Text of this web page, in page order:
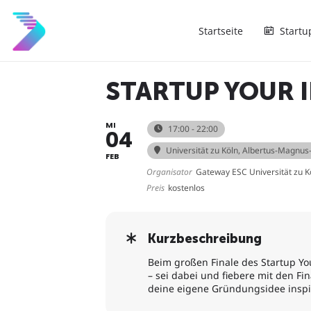
Startseite
STARTUP YOUR
MI
04
FEB
17:00 - 22:00
Universität zu Köln, Albertus-
Organisator Gateway ESC Universität zu
Preis kostenlos
Kurzbeschreibung
Beim großen Finale des Startup
– sei dabei und fiebere mit den
deine eigene Gründungsidee